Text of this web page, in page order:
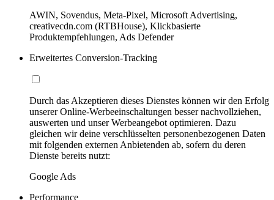
AWIN, Sovendus, Meta-Pixel, Microsoft Advertising,
creativecdn.com (RTBHouse), Klickbasierte
Produktempfehlungen, Ads Defender
Erweitertes Conversion-Tracking
Durch das Akzeptieren dieses Dienstes können wir den Erfolg
unserer Online-Werbeeinschaltungen besser nachvollziehen,
auswerten und unser Werbeangebot optimieren. Dazu
gleichen wir deine verschlüsselten personenbezogenen Daten
mit folgenden externen Anbietenden ab, sofern du deren
Dienste bereits nutzt:
Google Ads
Performance